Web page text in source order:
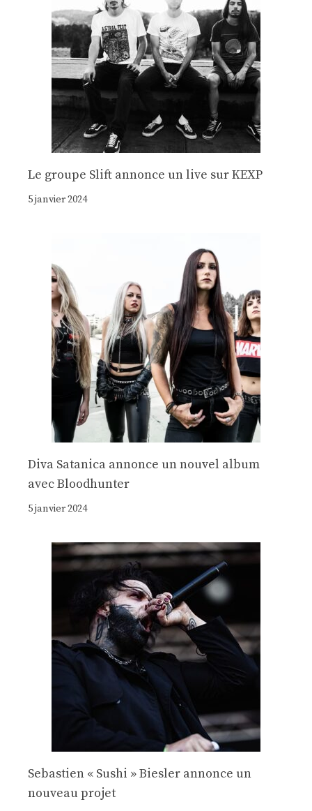
Le groupe Slift annonce un live sur KEXP
5 janvier 2024
Diva Satanica annonce un nouvel album
avec Bloodhunter
5 janvier 2024
Sebastien « Sushi » Biesler annonce un
nouveau projet